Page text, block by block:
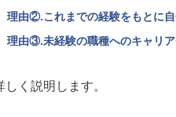
理由②.これまでの経験をもとに
理由③.未経験の職種へのキャリ
しく説明します。